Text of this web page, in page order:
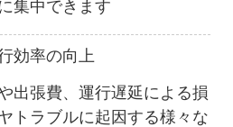
集中できます
効率の向上
出張費、運行遅延による損
トラブルに起因する様々な